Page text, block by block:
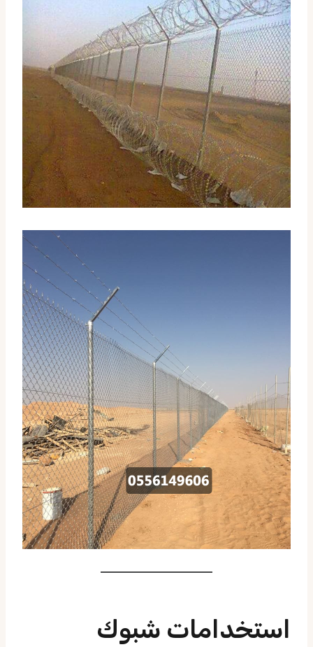
استخدامات شبوك